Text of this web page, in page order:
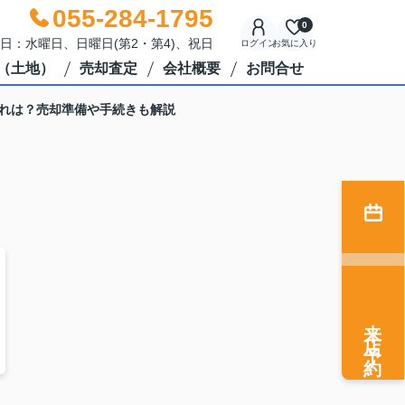
055-284-1795
水曜日、日曜日(第2・第4)、祝日 ログインお気に入り
0
土地） 売却査定 会社概要 お問合せ
は？売却準備や手続きも解説
来店予約